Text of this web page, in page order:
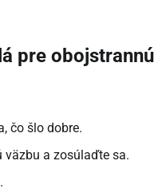
pre obojstrannú
čo šlo dobre.
a zosúlaďte sa.